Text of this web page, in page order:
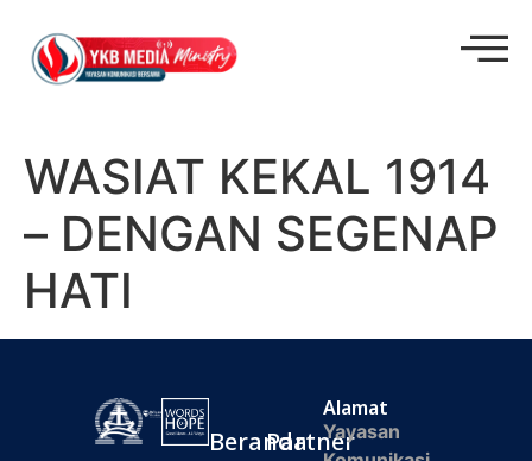
WASIAT KEKAL 1914
– DENGAN SEGENAP
HATI
BerandaPartner
Alamat
Yayasan